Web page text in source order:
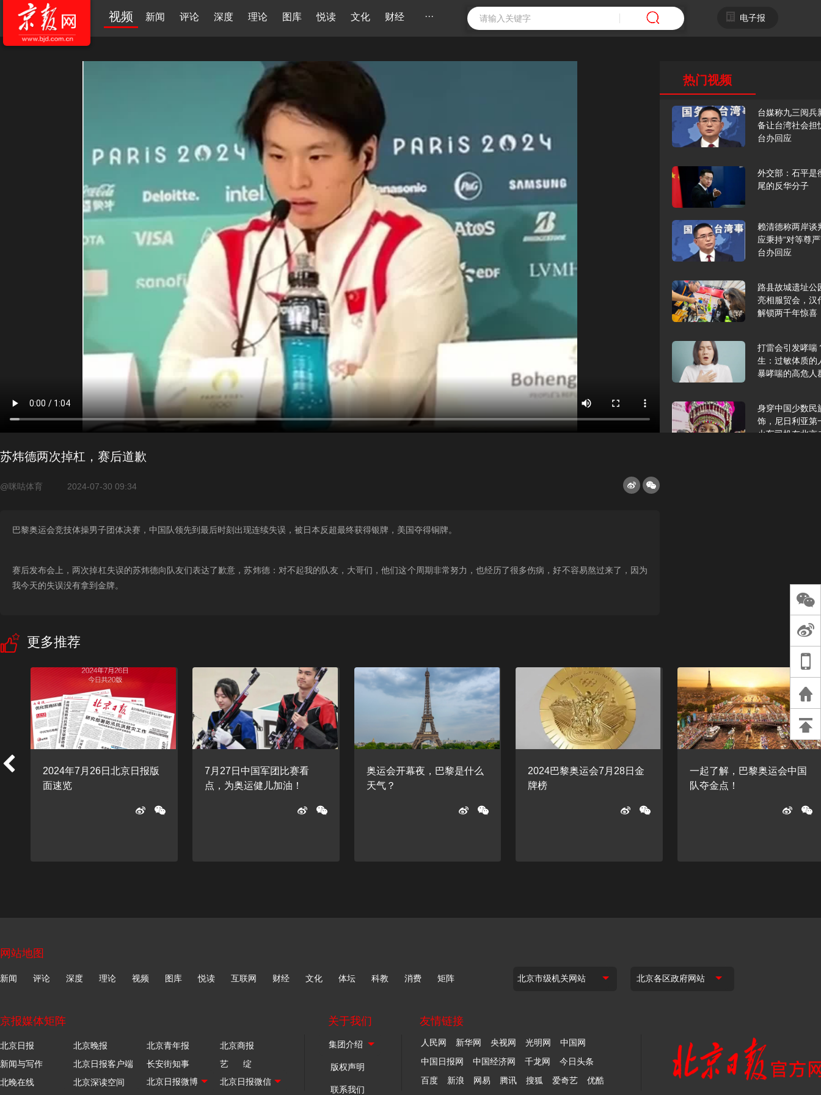
视频 新闻 评论 深度 理论 图库 悦读 文化 财经 ··· 电子报
热门视频
台媒称九三阅兵
备让台湾社会担
台办回应
外交部：石平是
尾的反华分子
赖清德称两岸谈
应秉持“对等尊
台办回应
路县故城遗址公
亮相服贸会，汉
解锁两千年惊喜
打雷会引发哮喘
生：过敏体质的
暴哮喘的高危人
身穿中国少数民
饰，尼日利亚第
火车司机在北京
天桥艺术中心一
演出，国际项目
重庆一高校学生
刑案，网传遗体
等信息不实
苏炜德两次掉杠， 赛后道歉
@咪咕体育 2024-07-30 09:34
巴黎奥运会竞技体操男子团体决赛，中国队领先到最后时刻出现连续失误，被日本反超最终获得银牌，美国夺得铜牌。
赛后发布会上，两次掉杠失误的苏炜德向队友们表达了歉意，苏炜德：对不起我的队友，大哥们，他们这个周期非常努力，也经历了很多伤病，好不容易熬过来了，因为
我今天的失误没有拿到金牌。
更多推荐
2024年7月26日北京日报版
面速览
7月27日中国军团比赛看
点，为奥运健儿加油！
奥运会开幕夜，巴黎是什么
天气？
2024巴黎奥运会7月28日金
牌榜
一起了解，巴黎奥运会中国
队夺金点！
网站地图
新闻 评论 深度 理论 视频 图库 悦读 互联网 财经 文化 体坛 科教 消费 矩阵
京报媒体矩阵
北京日报 北京晚报 北京青年报
北京商报
新闻与写作
北京日报客户端 长安街知事
艺 绽
北晚在线
北京深读空间
关于我们
版权声明
联系我们
友情链接
人民网 新华网 央视网 光明网
中国网
中国日报网
中国经济网 千龙网
今日头条
百度
新浪 网易 腾讯 搜狐 爱奇艺 优酷